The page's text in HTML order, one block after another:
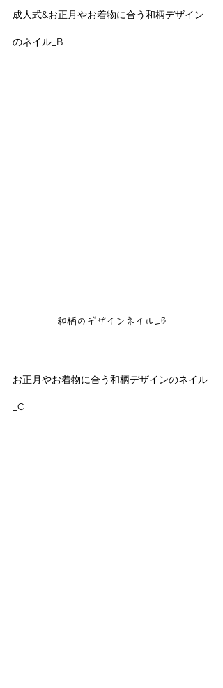
成人式&お正月やお着物に合う和柄デザイン
のネイル_B
和柄のデザインネイル_B
お正月やお着物に合う和柄デザインのネイル
_C